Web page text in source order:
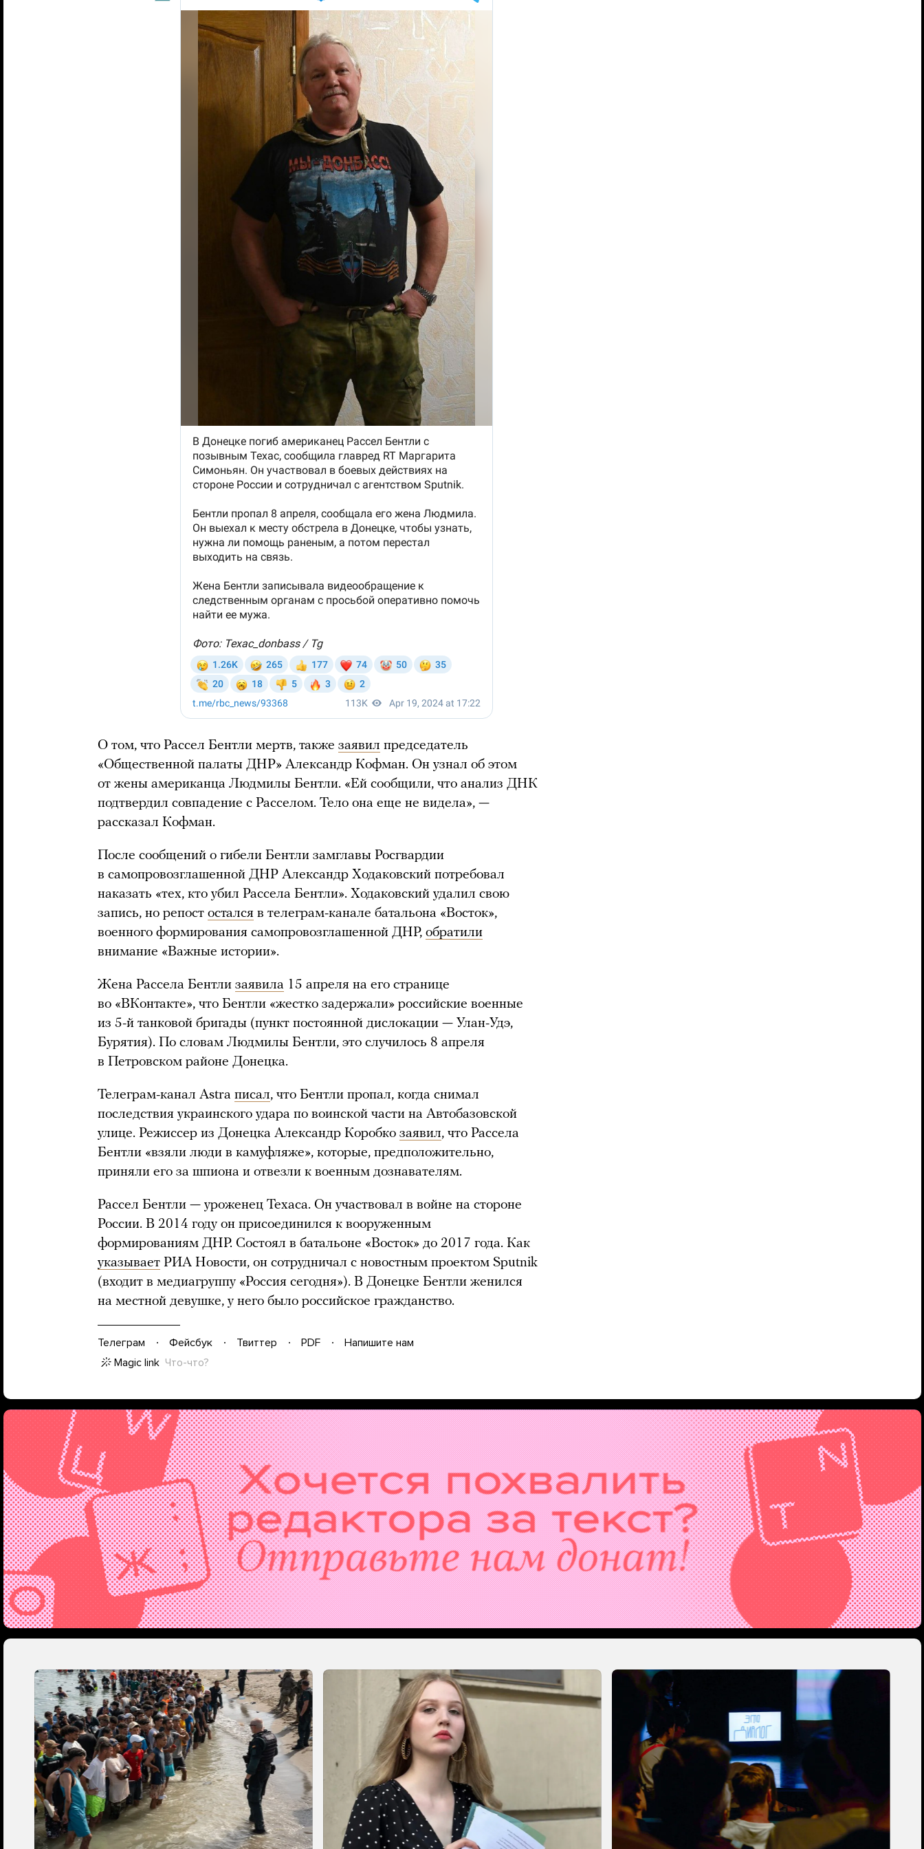
О том, что Рассел Бентли мертв, также заявил председатель
«Общественной палаты ДНР» Александр Кофман. Он узнал об этом
от жены американца Людмилы Бентли. «Ей сообщили, что анализ ДНК
подтвердил совпадение с Расселом. Тело она еще не видела», —
рассказал Кофман.
После сообщений о гибели Бентли замглавы Росгвардии
в самопровозглашенной ДНР Александр Ходаковский потребовал
наказать «тех, кто убил Рассела Бентли». Ходаковский удалил свою
запись, но репост остался в телеграм-канале батальона «Восток»,
военного формирования самопровозглашенной ДНР, обратили
внимание «Важные истории».
Жена Рассела Бентли заявила 15 апреля на его странице
во «ВКонтакте», что Бентли «жестко задержали» российские военные
из 5-й танковой бригады (пункт постоянной дислокации — Улан-Удэ,
Бурятия). По словам Людмилы Бентли, это случилось 8 апреля
в Петровском районе Донецка.
Телеграм-канал Astra писал, что Бентли пропал, когда снимал
последствия украинского удара по воинской части на Автобазовской
улице. Режиссер из Донецка Александр Коробко заявил, что Рассела
Бентли «взяли люди в камуфляже», которые, предположительно,
приняли его за шпиона и отвезли к военным дознавателям.
Рассел Бентли — уроженец Техаса. Он участвовал в войне на стороне
России. В 2014 году он присоединился к вооруженным
формированиям ДНР. Состоял в батальоне «Восток» до 2017 года. Как
указывает РИА Новости, он сотрудничал с новостным проектом Sputnik
(входит в медиагруппу «Россия сегодня»). В Донецке Бентли женился
на местной девушке, у него было российское гражданство.
Телеграм Фейсбук Твиттер PDF
Напишите нам
Magic link Что-что?